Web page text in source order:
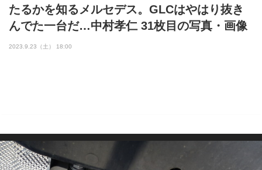
たるかを知るメルセデス。GLCはやはり抜き
んでた一台だ…中村孝仁 31枚目の写真・画像
2023.9.23（土） 18:00